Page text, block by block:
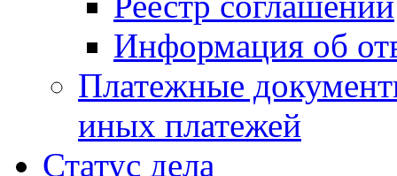
Информация об
Платежные
иных платежей
Статус дела